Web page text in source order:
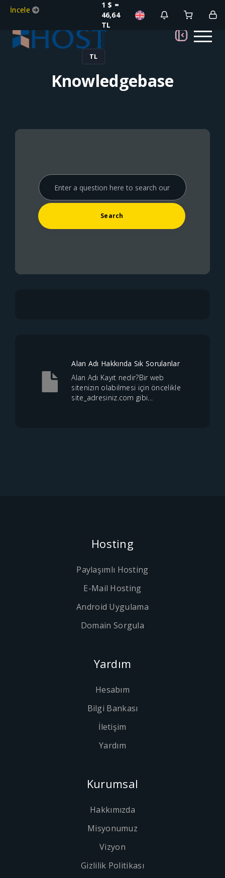
İncele
1 $ =
46,64
TL
TL
Knowledgebase
Alan Adı Hakkında Sık Sorulanlar
Alan Adı Kayıt nedir?Bir web
sitenizin olabilmesi için öncelikle
site_adresiniz.com gibi...
Hosting
Paylaşımlı Hosting
E-Mail Hosting
Android Uygulama
Domain Sorgula
Yardım
Hesabım
Bilgi Bankası
İletişim
Yardım
Kurumsal
Hakkımızda
Misyonumuz
Vizyon
Gizlilik Politikası